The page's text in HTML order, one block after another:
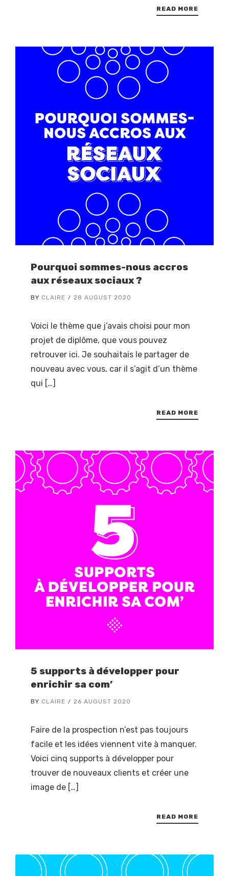
READ MORE
Pourquoi sommes-nous accros
aux réseaux sociaux ?
BY CLAIRE 28 AUGUST 2020
Voici le thème que j’avais choisi pour mon
projet de diplôme, que vous pouvez
retrouver ici. Je souhaitais le partager de
nouveau avec vous, car il s’agit d’un thème
qui […]
READ MORE
5 supports à développer pour
enrichir sa com’
BY CLAIRE 26 AUGUST 2020
Faire de la prospection n’est pas toujours
facile et les idées viennent vite à manquer.
Voici cinq supports à développer pour
trouver de nouveaux clients et créer une
image de […]
READ MORE